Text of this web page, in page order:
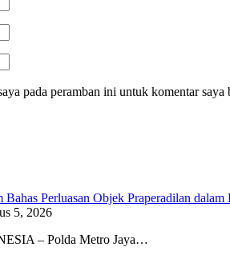
pada peramban ini untuk komentar saya
Perluasan Objek Praperadilan
5, 2026
– Polda Metro Jaya…